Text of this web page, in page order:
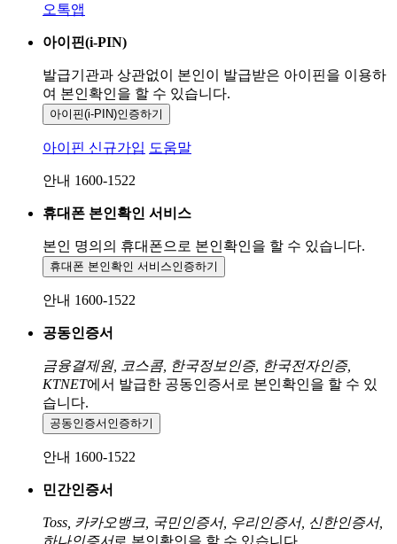
오톡앱
아이핀(i-PIN)
발급기관과 상관없이 본인이 발급받은 아이핀을 이용하
여 본인확인을 할 수 있습니다.
아이핀(i-PIN)인증하기
아이핀 신규가입 도움말
안내 1600-1522
휴대폰 본인확인 서비스
본인 명의의 휴대폰으로 본인확인을 할 수 있습니다.
휴대폰 본인확인 서비스인증하기
안내 1600-1522
공동인증서
금융결제원, 코스콤, 한국정보인증, 한국전자인증,
KTNET에서 발급한 공동인증서로 본인확인을 할 수 있
습니다.
공동인증서 인증하기
안내 1600-1522
민간인증서
Toss, 카카오뱅크, 국민인증서, 우리인증서, 신한인증서,